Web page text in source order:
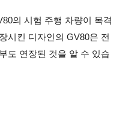
의 시험 주행 차량이 목격
시킨 디자인의 GV80은 전
도 연장된 것을 알 수 있습